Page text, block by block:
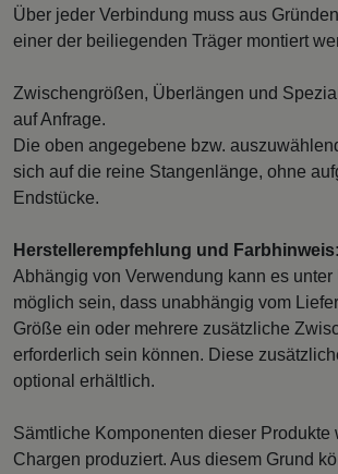
Über jeder Verbindung muss aus
einer der beiliegenden Träger montiert
Zwischengrößen, Überlängen und
auf Anfrage.
Die oben angegebene bzw.
sich auf die reine Stangenlänge, ohne
Endstücke.
Herstellerempfehlung und Farbhinweis:
Abhängig von Verwendung kann es unter
möglich sein, dass unabhängig vom
Größe ein oder mehrere zusätzliche
erforderlich sein können. Diese
optional erhältlich.
Sämtliche Komponenten dieser Produkte
Chargen produziert. Aus diesem Grund